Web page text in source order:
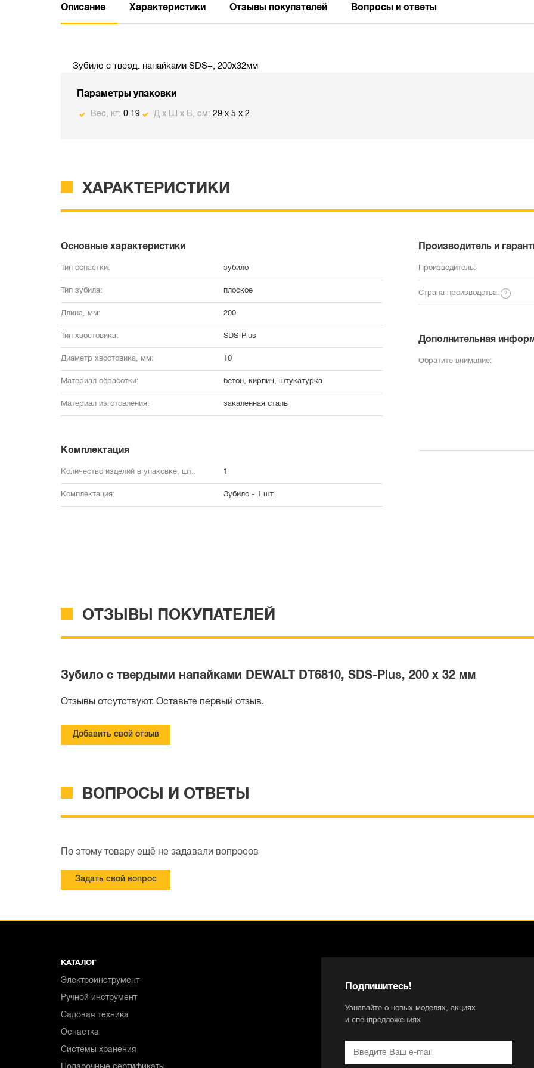
Описание Характеристики Отзывы покупателей Вопросы и ответы
Зубило с тверд. напайками SDS+, 200х32мм
Параметры упаковки
Вес, кг: 0.19 Д х Ш х В, см: 29 x 5 x 2
ХАРАКТЕРИСТИКИ
Основные характеристики
Тип оснастки: зубило
Тип зубила: плоское
Длина, мм: 200
Тип хвостовика: SDS-Plus
Диаметр хвостовика, мм: 10
Материал обработки: бетон, кирпич, штукатурка
Материал изготовления: закаленная сталь
Комплектация
Количество изделий в упаковке, шт.: 1
Комплектация: Зубило - 1 шт.
Производитель и
Производитель:
Страна производства:
Дополнительная
Обратите внимание:
ОТЗЫВЫ ПОКУПАТЕЛЕЙ
Зубило с твердыми напайками DEWALT DT6810, SDS-Plus, 200 x 32 мм
Отзывы отсутствуют. Оставьте первый отзыв.
Добавить свой отзыв
ВОПРОСЫ И ОТВЕТЫ
По этому товару ещё не задавали вопросов
Задать свой вопрос
КАТАЛОГ
Электроинструмент
Ручной инструмент
Садовая техника
Оснастка
Системы хранения
Подпишитесь!
Узнавайте о новых моделях, акциях
и спецпредложениях